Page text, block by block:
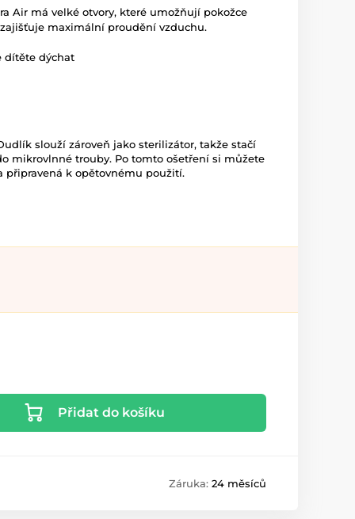
Air má velké otvory, které umožňují pokožce
maximální proudění vzduchu.
dítěte dýchat
slouží zároveň jako sterilizátor, takže stačí
mikrovlnné trouby. Po tomto ošetření si můžete
připravená k opětovnému použití.
Přidat do košíku
Záruka: 24 měsíců